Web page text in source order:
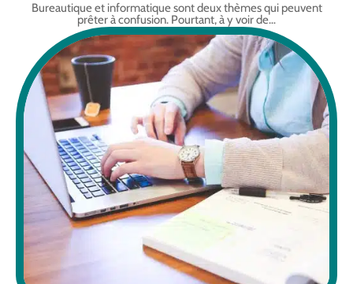
Bureautique et informatique sont deux thèmes qui peuvent
prêter à confusion. Pourtant, à y voir de…